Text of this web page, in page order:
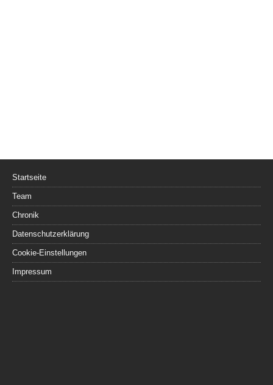
Startseite
Team
Chronik
Datenschutzerklärung
Cookie-Einstellungen
Impressum